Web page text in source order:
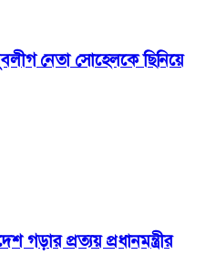
নেতা সোহেলকে ছিনিয়ে
গড়ার প্রত্যয় প্রধানমন্ত্রীর